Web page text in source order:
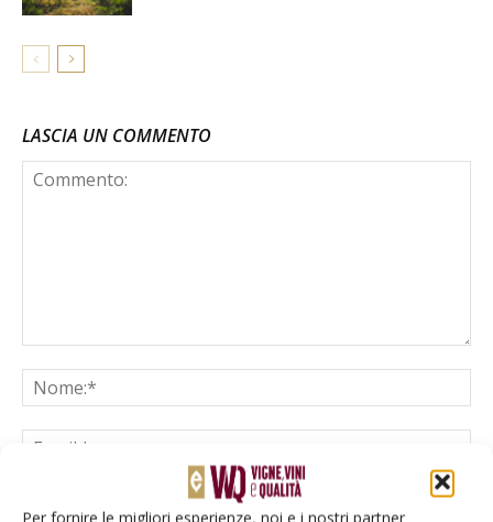
Per fornire le migliori esperienze, noi e i nostri partner
LASCIA UN COMMENTO